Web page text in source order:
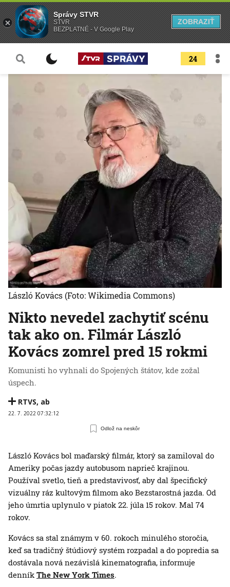
24
Nikto nevedel zachytiť scénu
tak ako on. Filmár László
Kovács zomrel pred 15 rokmi
Komunisti ho vyhnali do Spojených štátov, kde zožal
úspech.
RTVS, ab
22. 7. 2022 07:32:12
Odlož na neskôr
László Kovács (Foto: Wikimedia Commons)
László Kovács bol maďarský filmár, ktorý sa zamiloval do
Ameriky počas jazdy autobusom naprieč krajinou.
Používal svetlo, tieň a predstavivosť, aby dal špecifický
vizuálny ráz kultovým filmom ako Bezstarostná jazda. Od
jeho úmrtia uplynulo v piatok 22. júla 15 rokov. Mal 74
rokov.
Kovács sa stal známym v 60. rokoch minulého storočia,
keď sa tradičný štúdiový systém rozpadal a do popredia sa
dostávala nová nezávislá kinematografia, informuje
denník The New York Times.
Správy STVR
STVR
BEZPLATNÉ - V Google Play
ZOBRAZIŤ